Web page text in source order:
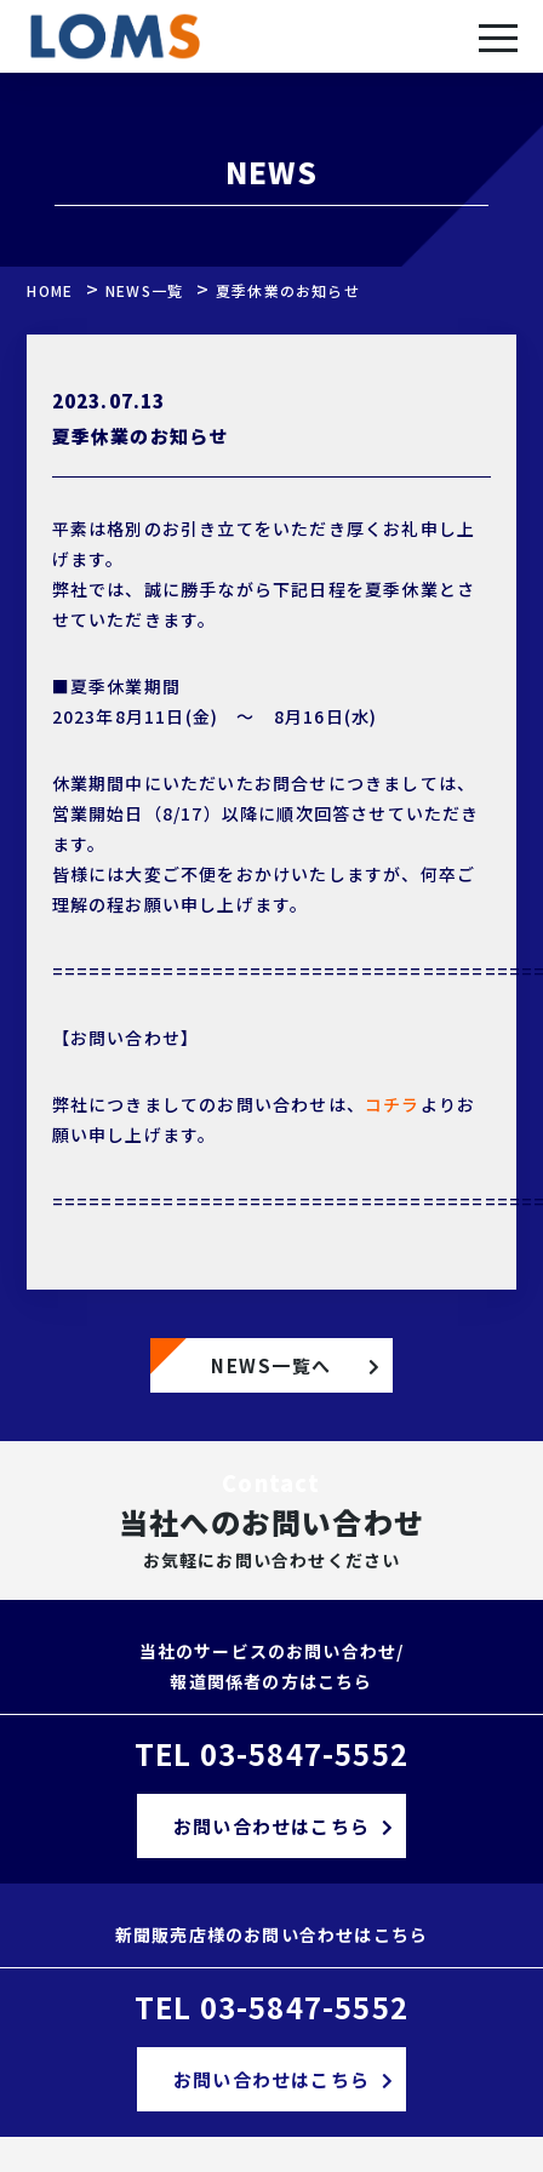
NEWS
HOME >NEWS一覧 >夏季休業のお知らせ
2023.07.13
夏季休業のお知らせ
平素は格別のお引き立てをいただき厚くお礼申し上
げます。
弊社では、誠に勝手ながら下記日程を夏季休業とさ
せていただきます。
■夏季休業期間
2023年8月11日(金) ～ 8月16日(水)
休業期間中にいただいたお問合せにつきましては、
営業開始日（8/17）以降に順次回答させていただき
ます。
皆様には大変ご不便をおかけいたしますが、何卒ご
理解の程お願い申し上げます。
【お問い合わせ】
弊社につきましてのお問い合わせは、 コチラ よりお
願い申し上げます。
NEWS一覧へ
当社へのお問い合わせ
お気軽にお問い合わせください
当社のサービスのお問い合わせ/
報道関係者の方はこちら
TEL 03-5847-5552
お問い合わせはこちら
新聞販売店様のお問い合わせはこちら
TEL 03-5847-5552
お問い合わせはこちら